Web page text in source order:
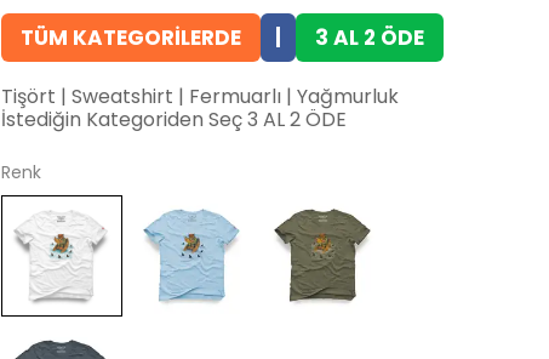
TÜM KATEGORİLERDE 3 AL 2 ÖDE
Tişört | Sweatshirt | Fermuarlı | Yağmurluk
İstediğin Kategoriden Seç 3 AL 2 ÖDE
Renk